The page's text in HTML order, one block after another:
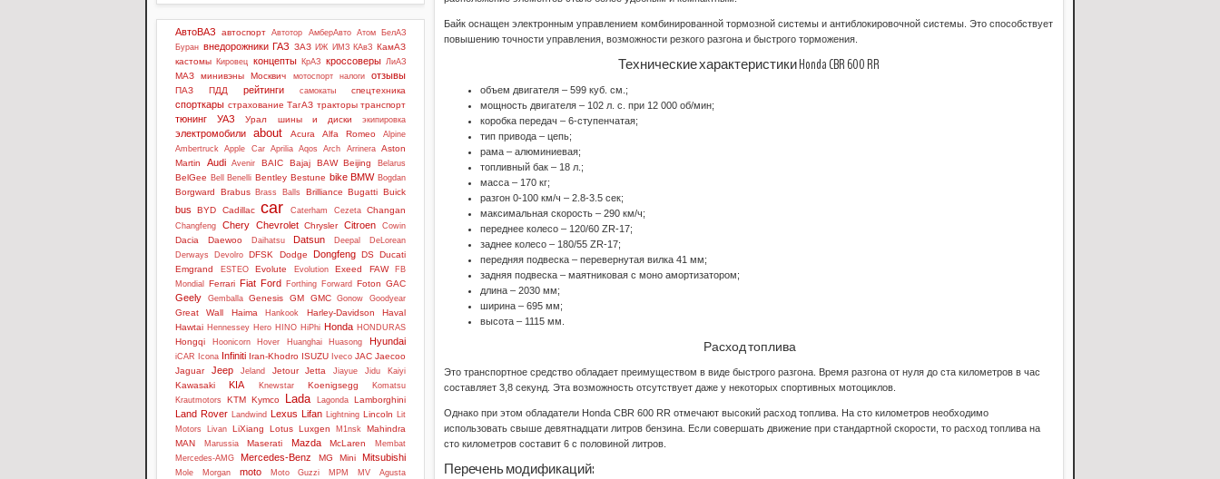
Байк оснащен электронным управлением комбинированной тормозной системы и антиблокировочной системы. Это способствует
повышению точности управления, возможности резкого разгона и быстрого торможения.
Технические характеристики Honda CBR 600 RR
объем двигателя – 599 куб. см.;
мощность двигателя – 102 л. с. при 12 000 об/мин;
коробка передач – 6-ступенчатая;
тип привода – цепь;
рама – алюминиевая;
топливный бак – 18 л.;
масса – 170 кг;
разгон 0-100 км/ч – 2.8-3.5 сек;
максимальная скорость – 290 км/ч;
переднее колесо – 120/60 ZR-17;
заднее колесо – 180/55 ZR-17;
передняя подвеска – перевернутая вилка 41 мм;
задняя подвеска – маятниковая с моно амортизатором;
длина – 2030 мм;
ширина – 695 мм;
высота – 1115 мм.
Расход топлива
Это транспортное средство обладает преимуществом в виде быстрого разгона. Время разгона от нуля до ста километров в час
составляет 3,8 секунд. Эта возможность отсутствует даже у некоторых спортивных мотоциклов.
Однако при этом обладатели Honda CBR 600 RR отмечают высокий расход топлива. На сто километров необходимо
использовать свыше девятнадцати литров бензина. Если совершать движение при стандартной скорости, то расход топлива на
сто километров составит 6 с половиной литров.
Перечень модификаций:
АвтоВАЗ автоспорт Автотор АмберАвто Атом
БелАЗ
Буран внедорожники ГАЗ ЗАЗ ИЖ ИМЗ КАвЗ КамАЗ
кастомы Кировец концепты КрАЗ кроссоверы ЛиАЗ
МАЗ минивэны Москвич мотоспорт налоги отзывы
ПАЗ ПДД рейтинги самокаты спецтехника
спорткары страхование ТагАЗ тракторы транспорт
тюнинг УАЗ Урал шины и диски экипировка
электромобили about Acura Alfa Romeo
Alpine
Ambertruck
Apple Car Aprilia Aqos Arch Arrinera
Aston
Martin
Audi Avenir BAIC Bajaj BAW Beijing Belarus
BelGee Bell Benelli Bentley Bestune bike BMW Bogdan
Borgward Brabus Brass Balls Brilliance Bugatti Buick
bus BYD Cadillac car Caterham Cezeta Changan
Changfeng Chery Chevrolet Chrysler Citroen Cowin
Dacia Daewoo Daihatsu Datsun Deepal
DeLorean
Derways
Devolro DFSK Dodge Dongfeng DS Ducati
Emgrand
ESTEO Evolute Evolution Exeed FAW
FB
Mondial
Ferrari Fiat Ford Forthing Forward Foton GAC
Geely Gemballa Genesis GM GMC Gonow Goodyear
Great Wall Haima Hankook Harley-Davidson
Haval
Hawtai Hennessey Hero HINO HiPhi Honda HONDURAS
Hongqi Hoonicorn Hover Huanghai Huasong Hyundai
iCAR Icona Infiniti Iran-Khodro ISUZU Iveco JAC Jaecoo
Jaguar
Jeep Jeland Jetour Jetta Jiayue Jidu Kaiyi
Kawasaki KIA Knewstar Koenigsegg
Komatsu
Krautmotors KTM Kymco Lada Lagonda Lamborghini
Land Rover Landwind Lexus Lifan Lightning Lincoln Lit
Motors
Livan LiXiang Lotus Luxgen M1nsk Mahindra
MAN
Marussia Maserati Mazda McLaren
Membat
Mercedes-AMG
Mercedes-Benz MG Mini Mitsubishi
Mole Morgan moto Moto Guzzi MPM
MV Agusta